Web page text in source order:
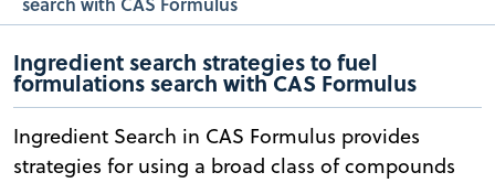
Ingredient search strategies to fuel
formulations search with CAS Formulus
Ingredient Search in CAS Formulus provides
strategies for using a broad class of compounds